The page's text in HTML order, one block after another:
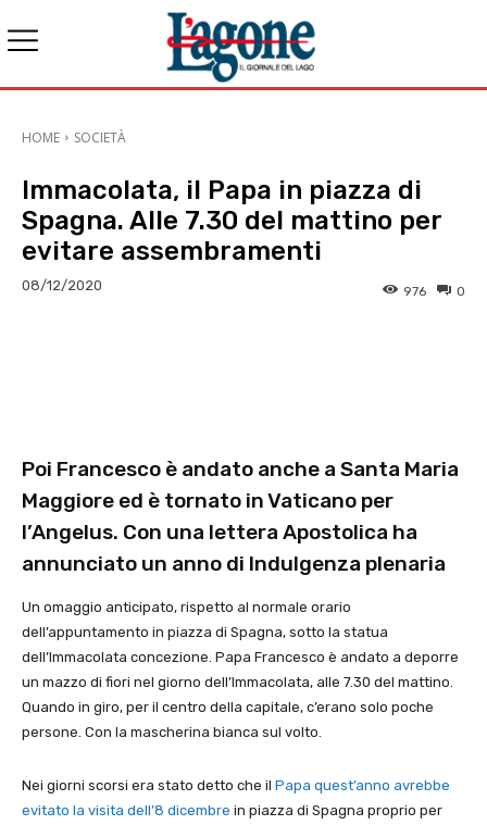
HOME SOCIETÀ
Immacolata, il Papa in piazza di
Spagna. Alle 7.30 del mattino per
evitare assembramenti
08/12/2020 0
976
Poi Francesco è andato anche a Santa Maria
Maggiore ed è tornato in Vaticano per
l’Angelus. Con una lettera Apostolica ha
annunciato un anno di Indulgenza plenaria
Un omaggio anticipato, rispetto al normale orario
dell’appuntamento in piazza di Spagna, sotto la statua
dell’Immacolata concezione. Papa Francesco è andato a deporre
un mazzo di fiori nel giorno dell’Immacolata, alle 7.30 del mattino.
Quando in giro, per il centro della capitale, c’erano solo poche
persone. Con la mascherina bianca sul volto.
Nei giorni scorsi era stato detto che il Papa quest’anno avrebbe
evitato la visita dell’8 dicembre in piazza di Spagna proprio per